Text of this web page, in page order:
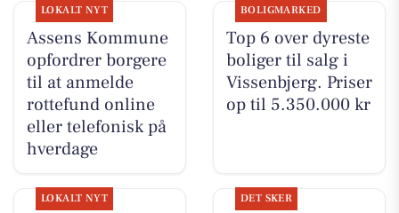
LOKALT NYT
Assens Kommune
opfordrer borgere
til at anmelde
rottefund online
eller telefonisk på
hverdage
BOLIGMARKED
Top 6 over dyreste
boliger til salg i
Vissenbjerg. Priser
op til 5.350.000 kr
LOKALT NYT DET SKER